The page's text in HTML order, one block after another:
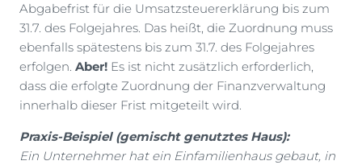
Abgabefrist für die Umsatzsteuererklärung bis zum
31.7. des Folgejahres. Das heißt, die Zuordnung muss
ebenfalls spätestens bis zum 31.7. des Folgejahres
erfolgen. Aber! Es ist nicht zusätzlich erforderlich,
dass die erfolgte Zuordnung der Finanzverwaltung
innerhalb dieser Frist mitgeteilt wird.
Praxis-Beispiel (gemischt genutztes Haus):
Ein Unternehmer hat ein Einfamilienhaus gebaut, in